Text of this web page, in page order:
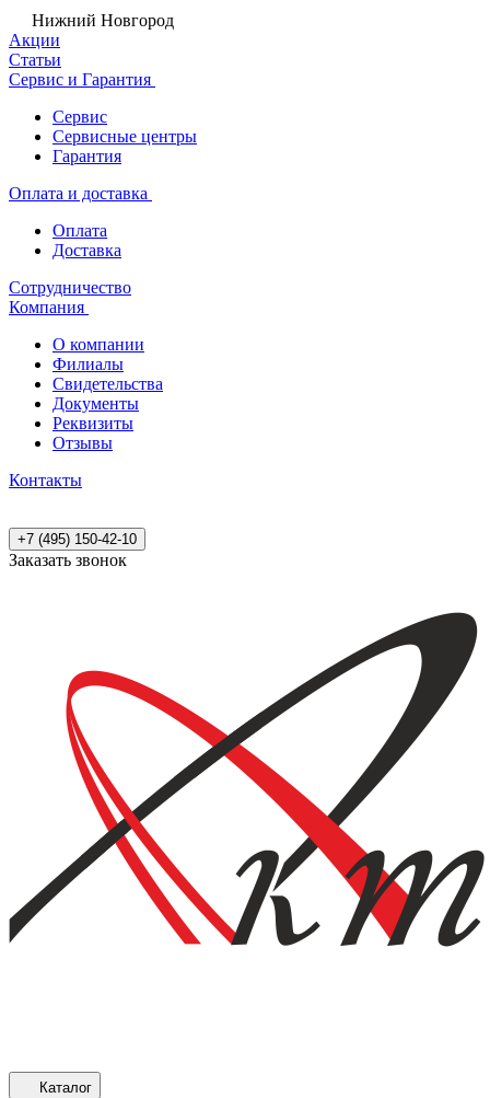
Нижний Новгород
Акции
Статьи
Сервис и Гарантия
Сервис
Сервисные центры
Гарантия
Оплата и доставка
Оплата
Доставка
Сотрудничество
Компания
О компании
Филиалы
Свидетельства
Документы
Реквизиты
Отзывы
Контакты
+7 (495) 150-42-10
Заказать звонок
Каталог